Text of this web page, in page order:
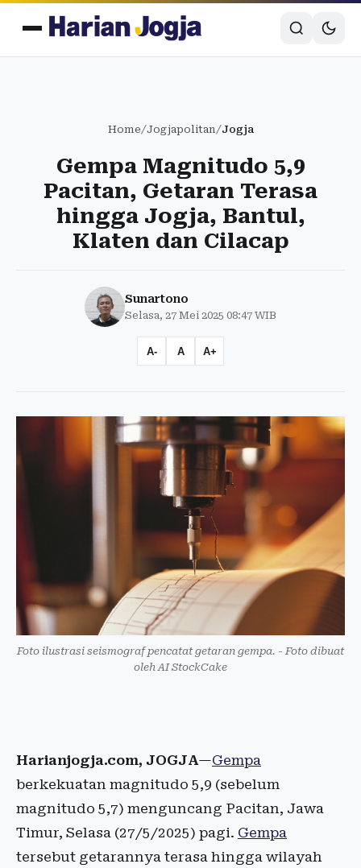
Home/Jogjapolitan/Jogja
Gempa Magnitudo 5,9
Pacitan, Getaran Terasa
hingga Jogja, Bantul,
Klaten dan Cilacap
Sunartono
Selasa, 27 Mei 2025 08:47 WIB
A- A A+
Foto ilustrasi seismograf pencatat getaran gempa. - Foto dibuat
oleh AI StockCake
Harianjogja.com, JOGJA—Gempa
berkekuatan magnitudo 5,9 (sebelum
magnitudo 5,7) menguncang Pacitan, Jawa
Timur, Selasa (27/5/2025) pagi. Gempa
tersebut getarannya terasa hingga wilayah